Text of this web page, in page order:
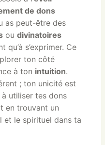
de dons
as peut-être des
ou divinatoires
qu’à s’exprimer. Ce
ton côté
à ton intuition.
; ton unicité est
utiliser tes dons
en trouvant un
et le spirituel dans ta